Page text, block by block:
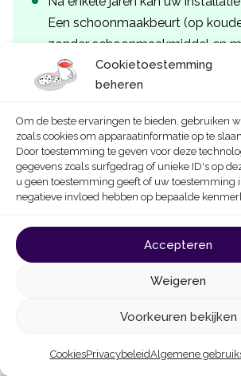
Cookietoestemming
beheren
Om de beste ervaringen te bieden, gebruiken
zoals cookies om apparaatinformatie op te
Door toestemming te geven voor deze
gegevens zoals surfgedrag of unieke ID's op
u geen toestemming geeft of uw toestemming
negatieve invloed hebben op bepaalde
Accepteren
Weigeren
Voorkeuren bekijken
CookiesPrivacybeleidAlgemene
Een schoonmaakbeurt (op
zonder schoonmaakmiddel en
doek) zou uw normale productie
herstellen. Als deze
om hiervoor contact op te
bedrijf.
Homegrade: hoe
helpen?